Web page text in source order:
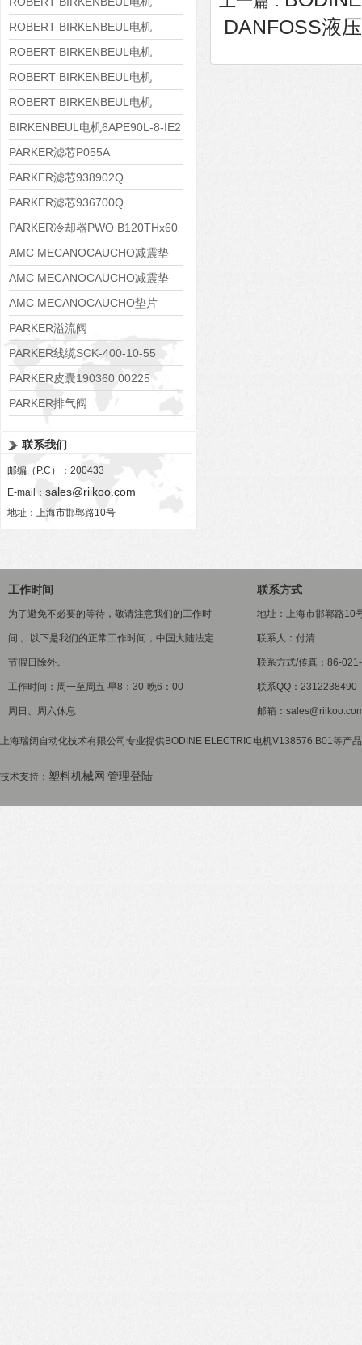
8APE160L-4-IE3
ROBERT BIRKENBEUL电机
8APE112M-6K-IE3
ROBERT BIRKENBEUL电机
8APE100L-2 IE3
ROBERT BIRKENBEUL电机
8APE90S-4 IE3
ROBERT BIRKENBEUL电机
8APE80M-2K-IE3
BIRKENBEUL电机6APE90L-8-IE2
PARKER滤芯P055A
PARKER滤芯938902Q
PARKER滤芯936700Q
PARKER冷却器PWO B120THx60
AMC MECANOCAUCHO减震垫
138552
AMC MECANOCAUCHO减震垫
138551
AMC MECANOCAUCHO垫片
608074
PARKER溢流阀
RE06M35W2N1KWXG087
PARKER线缆SCK-400-10-55
PARKER皮囊190360 00225
PARKER排气阀
联系我们
邮编（P.C）：200433
E-mail： sales@riikoo.com
地址：上海市邯郸路10号
DANFOSS液
工作时间
为了避免不必要的等待，敬请注意我们的工作时
间 。以下是我们的正常工作时间，中国大陆法定
节假日除外。
工作时间：周一至周五 早8：30-晚6：00
周日、周六休息
联系方式
地址：上海市邯郸路10
联系人：付清
联系方式/传真：86-
联系QQ：2312238490
邮箱：
上海瑞阔自动化技术有限公司专业提供BODINE ELECTRIC电机V138576.B01等产
技术支持： 塑料机械网 管理登陆